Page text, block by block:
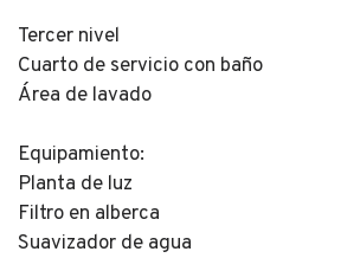
Tercer nivel
Cuarto de servicio con baño
Área de lavado
Equipamiento:
Planta de luz
Filtro en alberca
Suavizador de agua